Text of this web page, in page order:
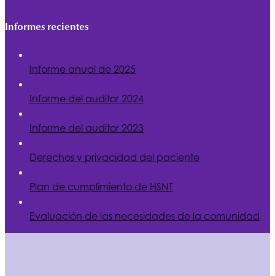
Informes recientes
Informe anual de 2025
Informe del auditor 2024
Informe del auditor 2023
Derechos y privacidad del paciente
Plan de cumplimiento de HSNT
Evaluación de las necesidades de la comunidad